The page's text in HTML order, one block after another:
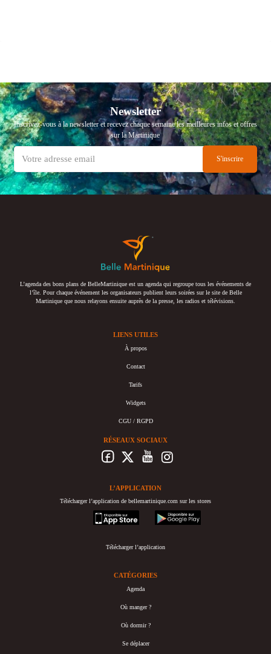
Newsletter
Inscrivez-vous à la newsletter et recevez chaque semaine les meilleures infos et offres
sur la Martinique
L’agenda des bons plans de BelleMartinique est un agenda qui regroupe tous les événements de
l’île. Pour chaque événement les organisateurs publient leurs soirées sur le site de Belle
Martinique que nous relayons ensuite auprès de la presse, les radios et télévisions.
LIENS UTILES
À propos
Contact
Tarifs
Widgets
CGU / RGPD
RÉSEAUX SOCIAUX
L’APPLICATION
Télécharger l’application de bellemartinique.com sur les stores
appstore
googleplay
Télécharger l’application
CATÉGORIES
Agenda
Où manger ?
Où dormir ?
Se déplacer